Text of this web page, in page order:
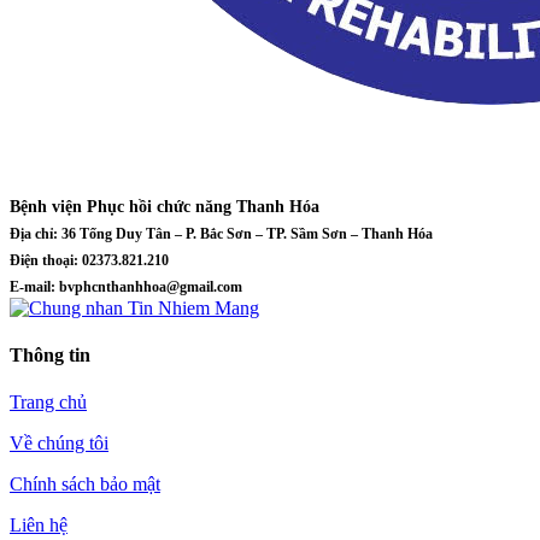
Bệnh viện Phục hồi chức năng Thanh Hóa
Địa chỉ: 36 Tống Duy Tân – P. Bắc Sơn – TP. Sầm Sơn – Thanh Hóa
Điện thoại: 02373.821.210
E-mail: bvphcnthanhhoa@gmail.com
Thông tin
Trang chủ
Về chúng tôi
Chính sách bảo mật
Liên hệ